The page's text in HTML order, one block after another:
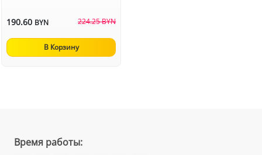
190.60 BYN 224.25 BYN
В Корзину
Время работы: